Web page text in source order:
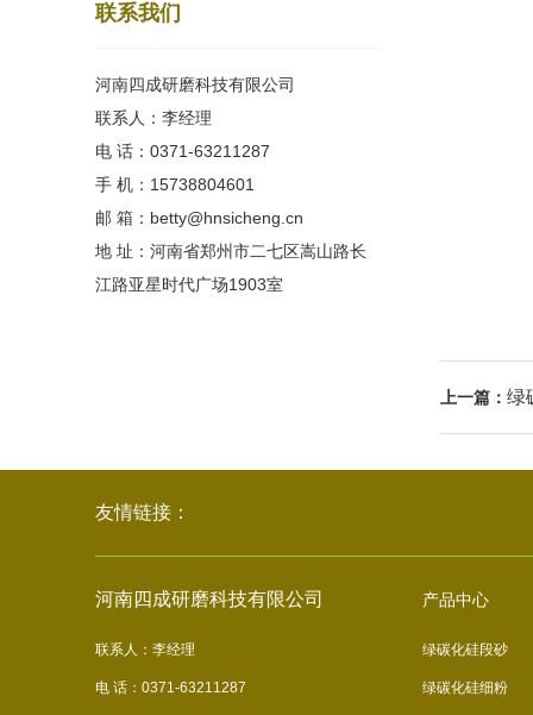
联系我们
河南四成研磨科技有限公司
联系人：李经理
电 话：0371-63211287
手 机：15738804601
邮 箱：betty@hnsicheng.cn
地 址：河南省郑州市二七区嵩山路长
江路亚星时代广场1903室
上一篇： 绿
友情链接：
河南四成研磨科技有限公司
联系人：李经理
电 话：0371-63211287
产品中心
绿碳化硅段砂
绿碳化硅细粉